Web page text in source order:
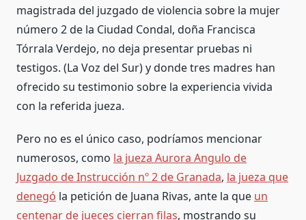
magistrada del juzgado de violencia sobre la mujer
número 2 de la Ciudad Condal, doña Francisca
Tórrala Verdejo, no deja presentar pruebas ni
testigos. (La Voz del Sur) y donde tres madres han
ofrecido su testimonio sobre la experiencia vivida
con la referida jueza.
Pero no es el único caso, podríamos mencionar
numerosos, como la jueza Aurora Angulo de
Juzgado de Instrucción nº 2 de Granada, la jueza que
denegó la petición de Juana Rivas, ante la que un
centenar de jueces cierran filas, mostrando su